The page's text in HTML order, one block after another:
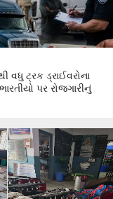
વધુ ટ્રક ડ્રાઈવરોના
પર રોજગારીનું